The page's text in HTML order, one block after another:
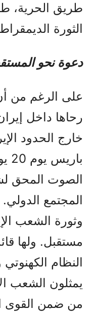
طريق الحرية،
الثورة
دعوة نحو
على الرغم من
رحاها داخل
خارج الحدود
الصوت المحق
المجتمع
وثورة الشعب
مستقبل. ولها
النظام الكهنوتي
يمثلون الشعب
من ضمن القوى